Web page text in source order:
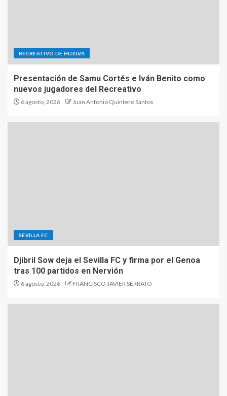
RECREATIVO DE HUELVA
Presentación de Samu Cortés e Iván Benito como
nuevos jugadores del Recreativo
6 agosto, 2026 Juan Antonio Quintero Santos
SEVILLA FC
Djibril Sow deja el Sevilla FC y firma por el Genoa
tras 100 partidos en Nervión
6 agosto, 2026 FRANCISCO JAVIER SERRATO